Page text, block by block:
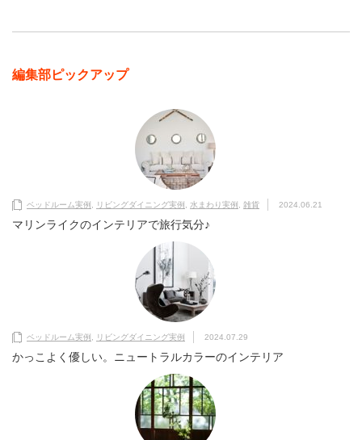
編集部ピックアップ
ベッドルーム実例 リビングダイニング実例 水まわり実例 雑貨 2024.06.21
マリンライクのインテリアで旅行気分♪
ベッドルーム実例 リビングダイニング実例 2024.07.29
かっこよく優しい。ニュートラルカラーのインテリア